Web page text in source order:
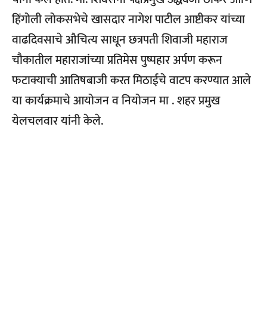
हिंगोली लोकसभेचे खासदार नागेश पाटील आष्टीकर यांच्या
वाढदिवसाचे औचित्य साधून छत्रपती शिवाजी महाराज
चौकातील महाराजांच्या प्रतिमेस पुष्पहार अर्पण करून
फटाक्याची आतिषबाजी करत मिठाईचे वाटप करण्यात आले
या कार्यक्रमाचे आयोजन व नियोजन मा . शहर प्रमुख
येलचलवार यांनी केले.